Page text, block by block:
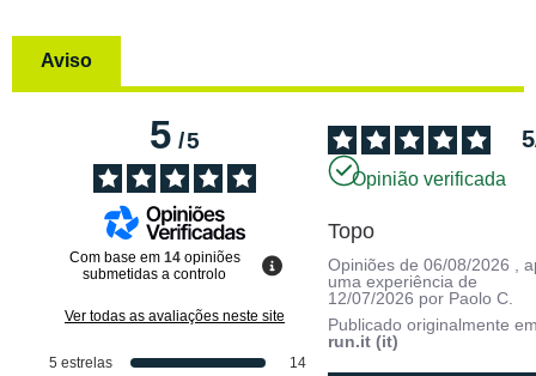
Aviso
5/5
Com base em 14 opiniões
submetidas a controlo
Ver todas as avaliações neste site
5 estrelas
14
5
Opinião verificada
Topo
Opiniões de06/08/2026
,
uma experiência de
12/07/2026 por Paolo C.
Publicado originalmente
run.it (it)